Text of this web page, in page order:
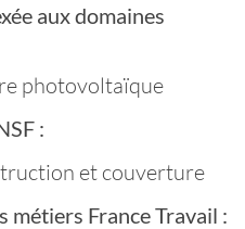
aux domaines
photovoltaïque
:
et couverture
métiers France Travail :